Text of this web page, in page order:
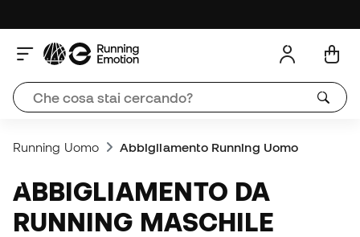
Running Uomo Abbigliamento Running Uomo
ABBIGLIAMENTO DA
RUNNING MASCHILE